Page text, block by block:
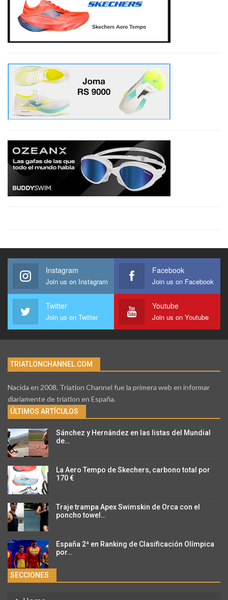
Instagram
Join us on Instagram
Facebook
Join us on Facebook
Twitter
Join us on Twitter
Youtube
Join us on Youtube
TRIATLONCHANNEL.COM
Nacida en 2008, Triatlon Channel fue la primera web en informar
diariamente de triatlon en España.
ÚLTIMOS ARTÍCULOS
Sánchez y Hernández en las listas del Mundial
de…
La Aero Tempo de Skechers, carbono total por
170 €
Traje trampa Apex Swimskin de Orca con el
poncho towel…
España 2ª en Ranking de Clasificación Olímpica
por…
SECCIONES